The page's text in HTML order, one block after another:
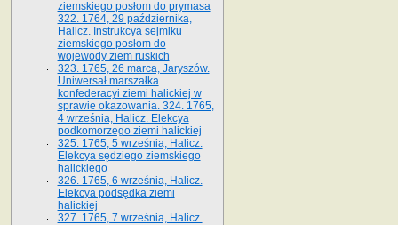
ziemskiego posłom do prymasa
322. 1764, 29 października,
Halicz. Instrukcya sejmiku
ziemskiego posłom do
wojewody ziem ruskich
323. 1765, 26 marca, Jaryszów.
Uniwersał marszałka
konfederacyi ziemi halickiej w
sprawie okazowania. 324. 1765,
4 września, Halicz. Elekcya
podkomorzego ziemi halickiej
325. 1765, 5 września, Halicz.
Elekcya sędziego ziemskiego
halickiego
326. 1765, 6 września, Halicz.
Elekcya podsędka ziemi
halickiej
327. 1765, 7 września, Halicz.